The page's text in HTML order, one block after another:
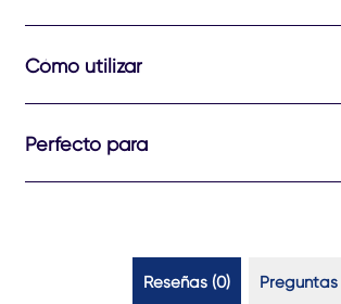
Cómo utilizar
Perfecto para
Reseñas (0) Preguntas (0)